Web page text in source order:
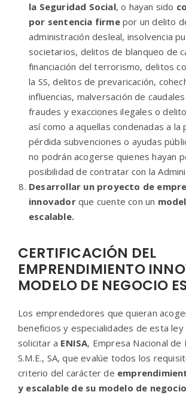
la Seguridad Social, o hayan sido
por sentencia firmepor un delito
administración desleal, insolvencia
societarios, delitos de blanqueo de
financiación del terrorismo, delitos
la SS, delitos de prevaricación,
influencias, malversación de
fraudes y exacciones ilegales o
así como a aquellas condenadas a la
pérdida subvenciones o ayudas
no podrán acogerse quienes hayan
posibilidad de contratar con la
Desarrollar un proyecto de
innovadorque cuente con un
escalable.
CERTIFICACIÓN DEL
EMPRENDIMIENTO
MODELO DE NEGOCIO
Los emprendedores que quieran
beneficios y especialidades de esta ley
solicitar a ENISA, Empresa Nacional de
S.M.E., SA, que evalúe todos los
criterio del carácter de
y escalable de su modelo de